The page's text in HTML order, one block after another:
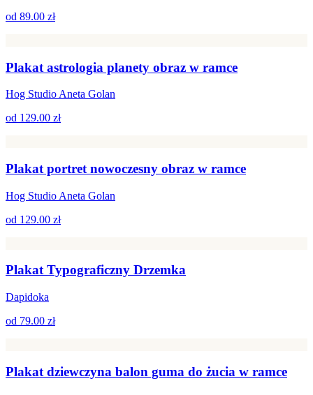
od 89.00 zł
Plakat astrologia planety obraz w ramce
Hog Studio Aneta Golan
od 129.00 zł
Plakat portret nowoczesny obraz w ramce
Hog Studio Aneta Golan
od 129.00 zł
Plakat Typograficzny Drzemka
Dapidoka
od 79.00 zł
Plakat dziewczyna balon guma do żucia w ramce